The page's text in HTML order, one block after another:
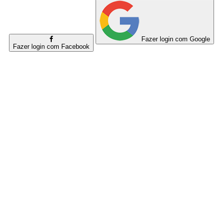
Fazer login com Facebook
Fazer login com Google